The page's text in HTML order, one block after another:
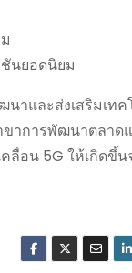
นยอดนิยม
าและส่งเสริมเท
ขาการพัฒนาตลาด
อน 5G ให้เกิดขึ้น